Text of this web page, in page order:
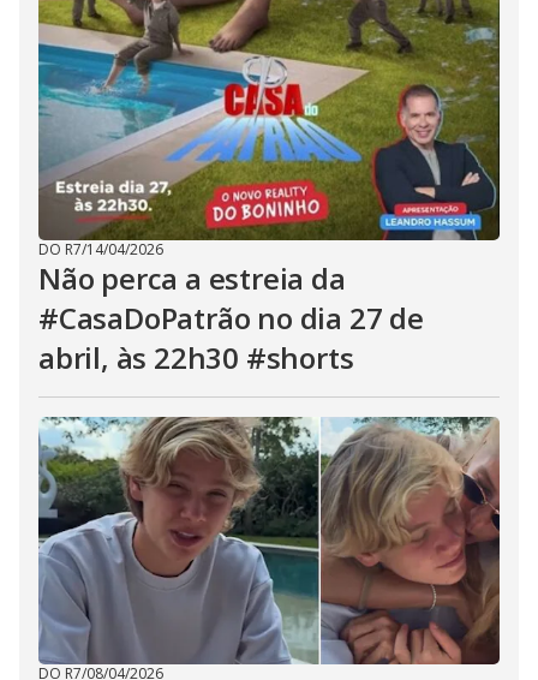
DO R7/14/04/2026
Não perca a estreia da
#CasaDoPatrão no dia 27 de
abril, às 22h30 #shorts
DO R7/08/04/2026